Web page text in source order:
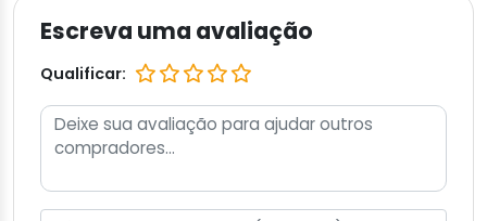
Escreva uma avaliação
Qualificar: